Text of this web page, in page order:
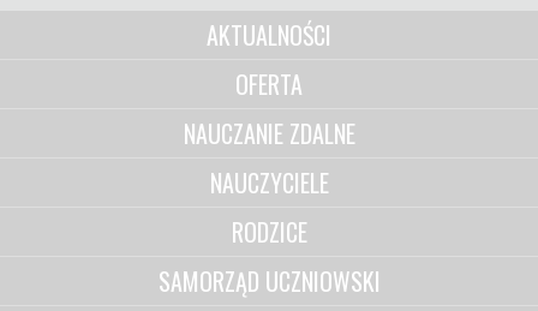
AKTUALNOŚCI
OFERTA
NAUCZANIE ZDALNE
NAUCZYCIELE
RODZICE
SAMORZĄD UCZNIOWSKI